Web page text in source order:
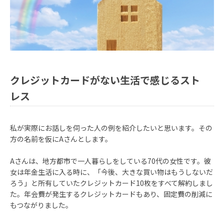
クレジットカードがない生活で感じるスト
レス
私が実際にお話しを伺った人の例を紹介したいと思います。その
方の名前を仮にAさんとします。
Aさんは、地方都市で一人暮らしをしている70代の女性です。彼
女は年金生活に入る時に、「今後、大きな買い物はもうしないだ
ろう」と所有していたクレジットカード10枚をすべて解約しまし
た。年会費が発生するクレジットカードもあり、固定費の削減に
もつながりました。